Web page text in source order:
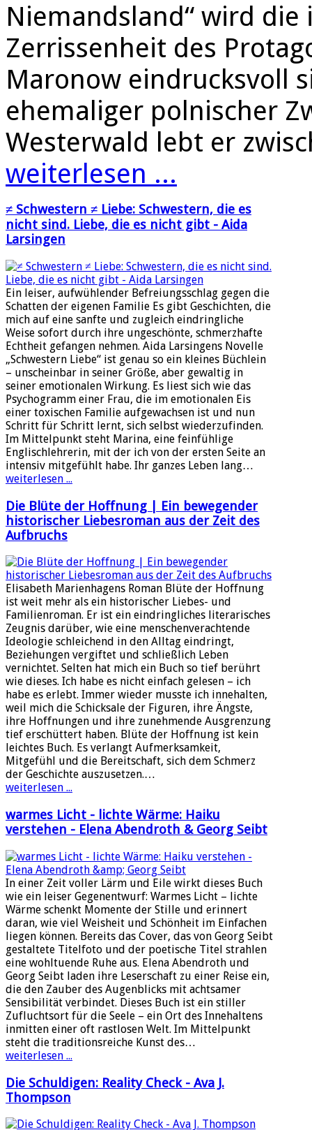
Niemandsland“ wird die
Zerrissenheit des
Maronow eindrucksvoll
ehemaliger polnischer
Westerwald lebt er
weiterlesen ...
≠ Schwestern ≠ Liebe: Schwestern, die es
nicht sind. Liebe, die es nicht gibt - Aida
Larsingen
Ein leiser, aufwühlender Befreiungsschlag gegen die
Schatten der eigenen Familie Es gibt Geschichten, die
mich auf eine sanfte und zugleich eindringliche
Weise sofort durch ihre ungeschönte, schmerzhafte
Echtheit gefangen nehmen. Aida Larsingens Novelle
„Schwestern Liebe“ ist genau so ein kleines Büchlein
– unscheinbar in seiner Größe, aber gewaltig in
seiner emotionalen Wirkung. Es liest sich wie das
Psychogramm einer Frau, die im emotionalen Eis
einer toxischen Familie aufgewachsen ist und nun
Schritt für Schritt lernt, sich selbst wiederzufinden.
Im Mittelpunkt steht Marina, eine feinfühlige
Englischlehrerin, mit der ich von der ersten Seite an
intensiv mitgefühlt habe. Ihr ganzes Leben lang…
weiterlesen ...
Die Blüte der Hoffnung | Ein bewegender
historischer Liebesroman aus der Zeit des
Aufbruchs
Elisabeth Marienhagens Roman Blüte der Hoffnung
ist weit mehr als ein historischer Liebes- und
Familienroman. Er ist ein eindringliches literarisches
Zeugnis darüber, wie eine menschenverachtende
Ideologie schleichend in den Alltag eindringt,
Beziehungen vergiftet und schließlich Leben
vernichtet. Selten hat mich ein Buch so tief berührt
wie dieses. Ich habe es nicht einfach gelesen – ich
habe es erlebt. Immer wieder musste ich innehalten,
weil mich die Schicksale der Figuren, ihre Ängste,
ihre Hoffnungen und ihre zunehmende Ausgrenzung
tief erschüttert haben. Blüte der Hoffnung ist kein
leichtes Buch. Es verlangt Aufmerksamkeit,
Mitgefühl und die Bereitschaft, sich dem Schmerz
der Geschichte auszusetzen.…
weiterlesen ...
warmes Licht - lichte Wärme: Haiku
verstehen - Elena Abendroth & Georg Seibt
In einer Zeit voller Lärm und Eile wirkt dieses Buch
wie ein leiser Gegenentwurf: Warmes Licht – lichte
Wärme schenkt Momente der Stille und erinnert
daran, wie viel Weisheit und Schönheit im Einfachen
liegen können. Bereits das Cover, das von Georg Seibt
gestaltete Titelfoto und der poetische Titel strahlen
eine wohltuende Ruhe aus. Elena Abendroth und
Georg Seibt laden ihre Leserschaft zu einer Reise ein,
die den Zauber des Augenblicks mit achtsamer
Sensibilität verbindet. Dieses Buch ist ein stiller
Zufluchtsort für die Seele – ein Ort des Innehaltens
inmitten einer oft rastlosen Welt. Im Mittelpunkt
steht die traditionsreiche Kunst des…
weiterlesen ...
Die Schuldigen: Reality Check - Ava J.
Thompson